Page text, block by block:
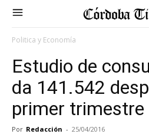
Politica y Economía
Estudio de
da 141.542
primer trimestre
Por Redacción - 25/04/2016